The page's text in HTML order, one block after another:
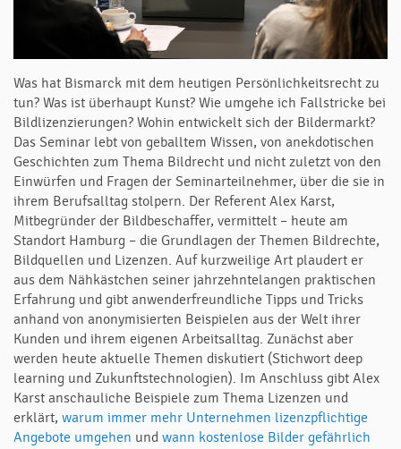
Was hat Bismarck mit dem heutigen Persönlichkeitsrecht zu
tun? Was ist überhaupt Kunst? Wie umgehe ich Fallstricke bei
Bildlizenzierungen? Wohin entwickelt sich der Bildermarkt?
Das Seminar lebt von geballtem Wissen, von anekdotischen
Geschichten zum Thema Bildrecht und nicht zuletzt von den
Einwürfen und Fragen der Seminarteilnehmer, über die sie in
ihrem Berufsalltag stolpern. Der Referent Alex Karst,
Mitbegründer der Bildbeschaffer, vermittelt – heute am
Standort Hamburg – die Grundlagen der Themen Bildrechte,
Bildquellen und Lizenzen. Auf kurzweilige Art plaudert er
aus dem Nähkästchen seiner jahrzehntelangen praktischen
Erfahrung und gibt anwenderfreundliche Tipps und Tricks
anhand von anonymisierten Beispielen aus der Welt ihrer
Kunden und ihrem eigenen Arbeitsalltag. Zunächst aber
werden heute aktuelle Themen diskutiert (Stichwort deep
learning und Zukunftstechnologien). Im Anschluss gibt Alex
Karst anschauliche Beispiele zum Thema Lizenzen und
erklärt, warum immer mehr Unternehmen lizenzpflichtige
Angebote umgehen und wann kostenlose Bilder gefährlich